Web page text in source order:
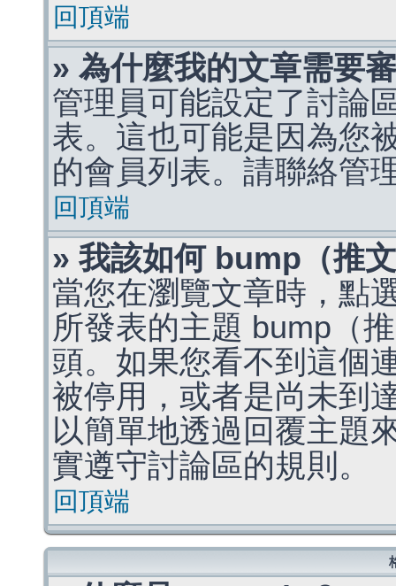
回頂端
» 為什麼我的文章需要
管理員可能設定了討論
表。這也可能是因為您
的會員列表。請聯絡管
回頂端
» 我該如何 bump（推
當您在瀏覽文章時，點
所發表的主題 bump（
頭。如果您看不到這個
被停用，或者是尚未到
以簡單地透過回覆主題
實遵守討論區的規則。
回頂端